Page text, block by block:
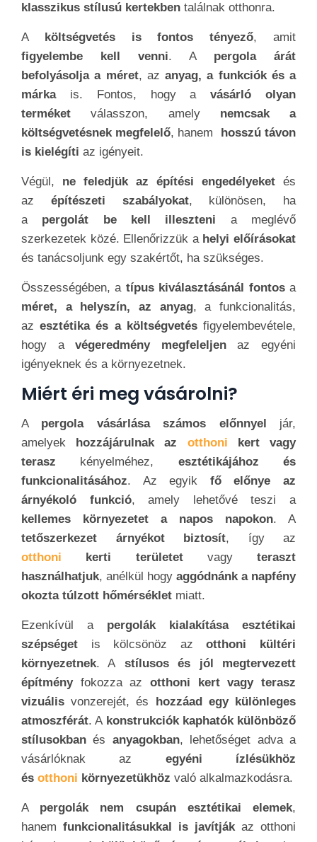
klasszikus stílusú kertekben találnak otthonra.
A költségvetés is fontos tényező, amit
figyelembe kell venni. A pergola árát
befolyásolja a méret, az anyag, a funkciók és a
márkais. Fontos, hogy avásárló olyan
terméketválasszon, amely nemcsak a
költségvetésnek megfelelő, hanem
hosszú távon
is kielégíti az igényeit.
Végül, ne feledjük az építési engedélyeket és
az építészeti szabályokat, különösen, ha
apergolát be kell illeszteni a meglévő
szerkezetek közé. Ellenőrizzük ahelyi előírásokat
és tanácsoljunk egy szakértőt, ha szükséges.
Összességében, a típus kiválasztásánál fontosa
méret, a helyszín, az anyag, a funkcionalitás,
az esztétika és a költségvetés figyelembevétele,
hogy avégeredmény megfeleljenaz egyéni
igényeknek és a környezetnek.
Miért éri meg vásárolni?
A pergola vásárlása számos előnnyel jár,
amelyek hozzájárulnak az otthoni kert vagy
terasz kényelméhez, esztétikájához és
funkcionalitásához. Az egyik fő előnye az
árnyékoló funkció, amely lehetővé teszi a
kellemes környezetet a napos napokon. A
tetőszerkezet árnyékot biztosít, így az
otthoni kerti területetvagyteraszt
használhatjuk, anélkül hogy aggódnánk a napfény
okozta túlzott hőmérséklet miatt.
Ezenkívül a pergolák kialakítása esztétikai
szépséget is kölcsönöz azotthoni kültéri
környezetnek. A stílusos és jól megtervezett
építmény fokozza az otthoni kert vagy terasz
vizuálisvonzerejét, és hozzáad egy különleges
atmoszférát. A konstrukciók kaphatók különböző
stílusokban és anyagokban, lehetőséget adva a
vásárlóknak az egyéni ízlésükhöz
és otthoni környezetükhöz való alkalmazkodásra.
A pergolák nem csupán esztétikai elemek,
hanem funkcionalitásukkal is javítjákaz otthoni